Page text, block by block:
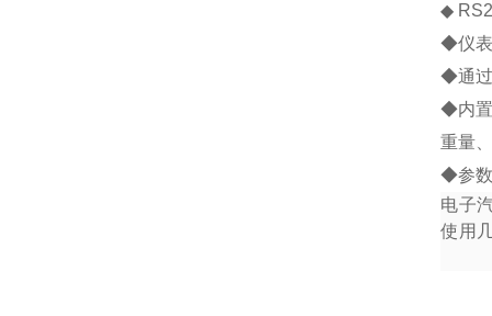
◆
◆仪
◆通
◆内
重量
◆参
电子
使用